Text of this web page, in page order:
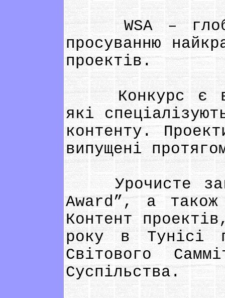
WSA –
просуванню
проектів.
Конкурс є
які
контенту.
випущені
Урочисте
Award”, а також
Контент
року в Тунісі
Світового
Суспільства.